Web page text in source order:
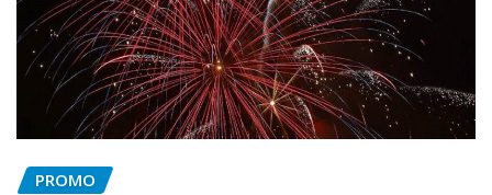
PROMO